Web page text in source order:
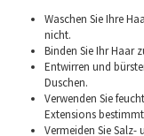
Waschen Sie Ihre
nicht.
Binden Sie Ihr Haar
Entwirren und
Duschen.
Verwenden Sie
Extensions
Vermeiden Sie Salz-